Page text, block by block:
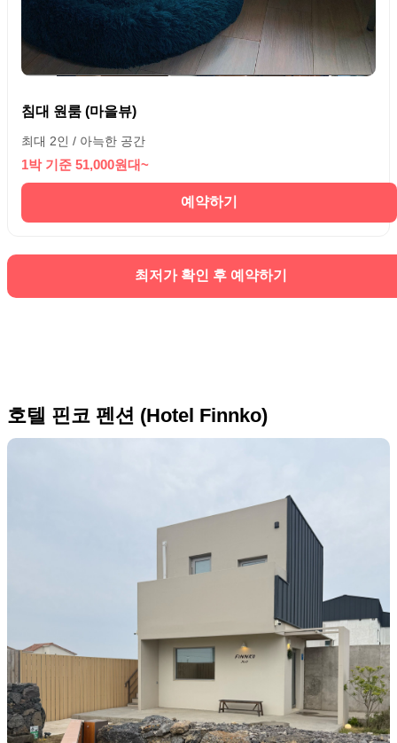
침대 원룸 (마을뷰)
최대 2인 / 아늑한 공간
1박 기준 51,000원대~
예약하기
최저가 확인 후 예약하기
호텔 핀코 펜션 (Hotel Finnko)